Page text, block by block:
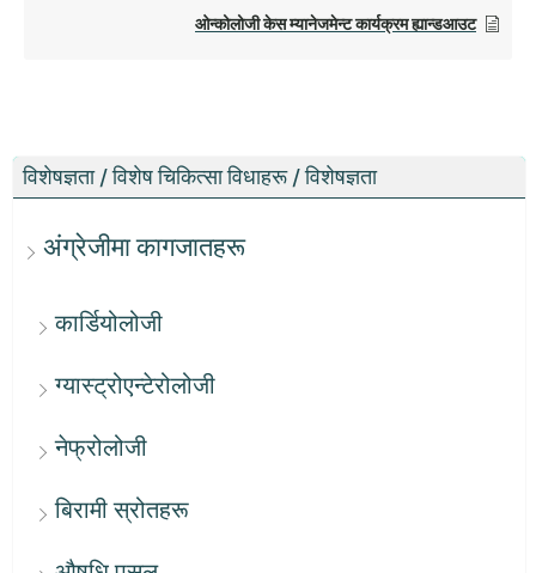
विशेषज्ञता / विशेष चिकित्सा विधाहरू / विशेषज्ञता
अंग्रेजीमा कागजातहरू
कार्डियोलोजी
ग्यास्ट्रोएन्टेरोलोजी
नेफ्रोलोजी
बिरामी स्रोतहरू
ओन्कोलोजी केस म्यानेजमेन्ट कार्यक्रम ह्यान्डआउट